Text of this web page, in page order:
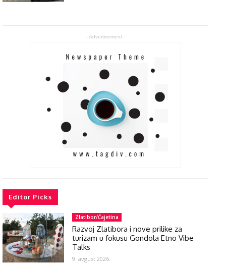
- Advertisement -
Editor Picks
Zlatibor/Čajetina
Razvoj Zlatibora i nove prilike za
turizam u fokusu Gondola Etno Vibe
Talks
9. avgust 2026.